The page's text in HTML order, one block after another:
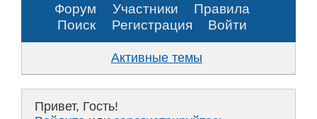
Форум Участники
Правила
Поиск
Регистрация Войти
Активные темы
Привет, Гость!